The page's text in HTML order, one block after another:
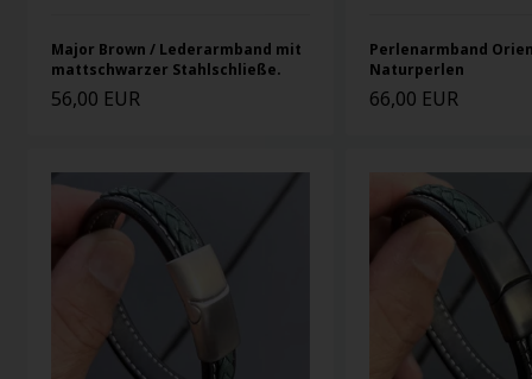
Major Brown / Lederarmband mit
mattschwarzer Stahlschließe.
56,00 EUR
Perlenarmband
Naturperlen
66,00 EUR